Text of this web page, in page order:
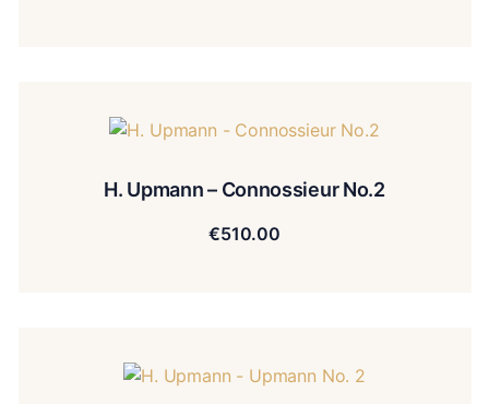
H. Upmann – Connossieur No.2
€510.00